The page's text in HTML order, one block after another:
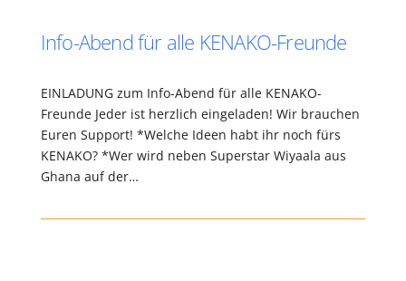
Info-Abend für alle KENAKO-Freunde
EINLADUNG zum Info-Abend für alle KENAKO-
Freunde Jeder ist herzlich eingeladen! Wir brauchen
Euren Support! *Welche Ideen habt ihr noch fürs
KENAKO? *Wer wird neben Superstar Wiyaala aus
Ghana auf der…